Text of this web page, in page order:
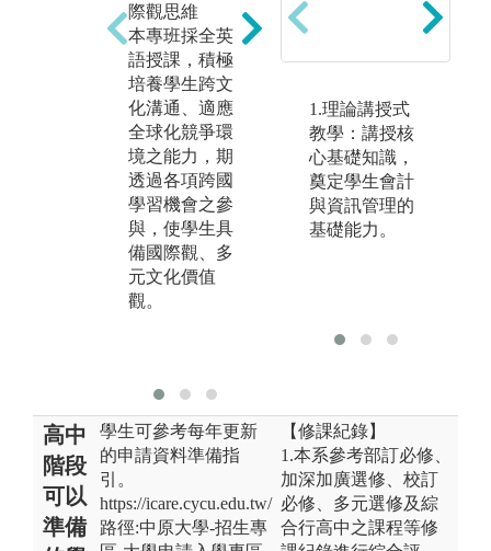
際觀思維
本專班採全英
語授課，積極
培養學生跨文
化溝通、適應
全球化競爭環
境之能力，期
透過各項跨國
學習機會之參
與，使學生具
備國際觀、多
元文化價值
觀。
力
三創（即創
業）教育及極
力營造之「活
用創意、激發
創新、迎向創
業」之發展理
念，藉由本專
校之創業精
1.理論講授式
教學：講授核
心基礎知識，
奠定學生會計
與資訊管理的
基礎能力。
高中
階段
可以
準備
學生可參考每年更新
的申請資料準備指
引。
https://icare.cycu.edu.tw/
路徑:中原大學-招生專
【修課紀錄】
1.本系參考部訂必修、
加深加廣選修、校訂
必修、多元選修及綜
合行高中之課程等修